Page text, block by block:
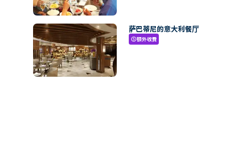
萨巴蒂尼的意大利餐厅
paid額外收費